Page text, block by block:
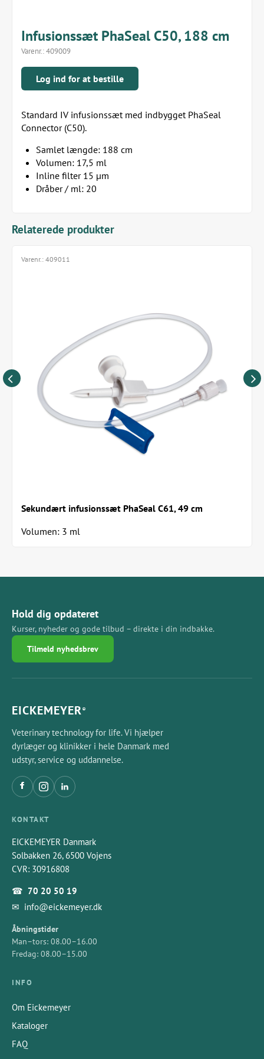
Infusionssæt PhaSeal C50, 188 cm
Varenr.:409009
Log ind for at bestille
Standard IV infusionssæt med indbygget PhaSeal
Connector (C50).
Samlet længde: 188 cm
Volumen: 17,5 ml
Inline filter 15 µm
Dråber / ml: 20
Relaterede produkter
Sekundært infusionssæt PhaSeal C61, 49 cm
Volumen: 3 ml
Varenr.: 409011
Hold dig opdateret
Kurser, nyheder og gode tilbud – direkte i din indbakke.
Tilmeld nyhedsbrev
EICKEMEYER®
Veterinary technology for life. Vi hjælper
dyrlæger og klinikker i hele Danmark med
udstyr, service og uddannelse.
KONTAKT
EICKEMEYER Danmark
Solbakken 26, 6500 Vojens
CVR: 30916808
☎ 70 20 50 19
✉ info@eickemeyer.dk
Åbningstider
Man–tors: 08.00–16.00
Fredag: 08.00–15.00
INFO
Om Eickemeyer
Kataloger
FAQ